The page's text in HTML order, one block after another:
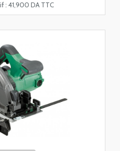
: 41,900 DA TTC